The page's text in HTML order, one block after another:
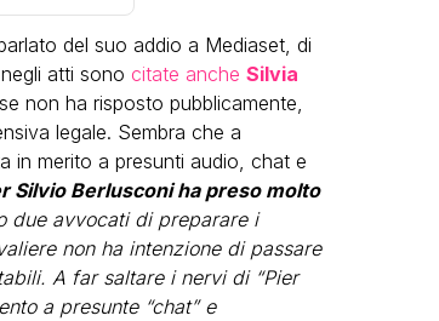
del suo addio a Mediaset, di
atti sono citate anche Silvia
non ha risposto pubblicamente,
legale. Sembra che a
in merito a presunti audio, chat e
Silvio Berlusconi ha preso molto
due avvocati di preparare i
non ha intenzione di passare
A far saltare i nervi di “Pier
a presunte “chat” e
LGBT
Bambola Star, la festa di
compleanno con tutte le grandi
dive compie 15 anni: il video
completo